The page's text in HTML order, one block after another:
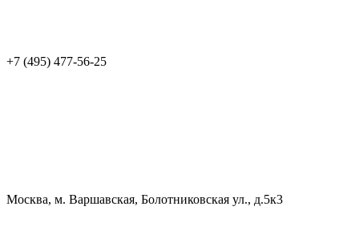
+7 (495) 477-56-25
Москва, м. Варшавская, Болотниковская ул., д.5к3